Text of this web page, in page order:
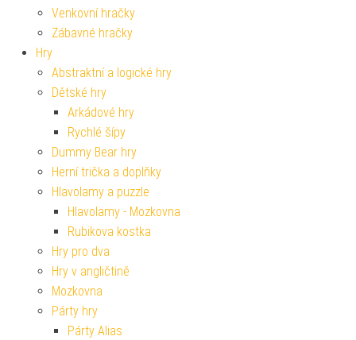
Venkovní hračky
Zábavné hračky
Hry
Abstraktní a logické hry
Dětské hry
Arkádové hry
Rychlé šípy
Dummy Bear hry
Herní trička a doplňky
Hlavolamy a puzzle
Hlavolamy - Mozkovna
Rubikova kostka
Hry pro dva
Hry v angličtině
Mozkovna
Párty hry
Párty Alias